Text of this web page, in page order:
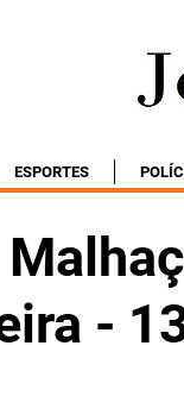
ESPORTES
-